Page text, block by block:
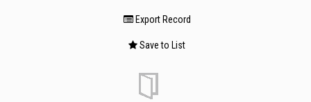
Export Record
Save to List